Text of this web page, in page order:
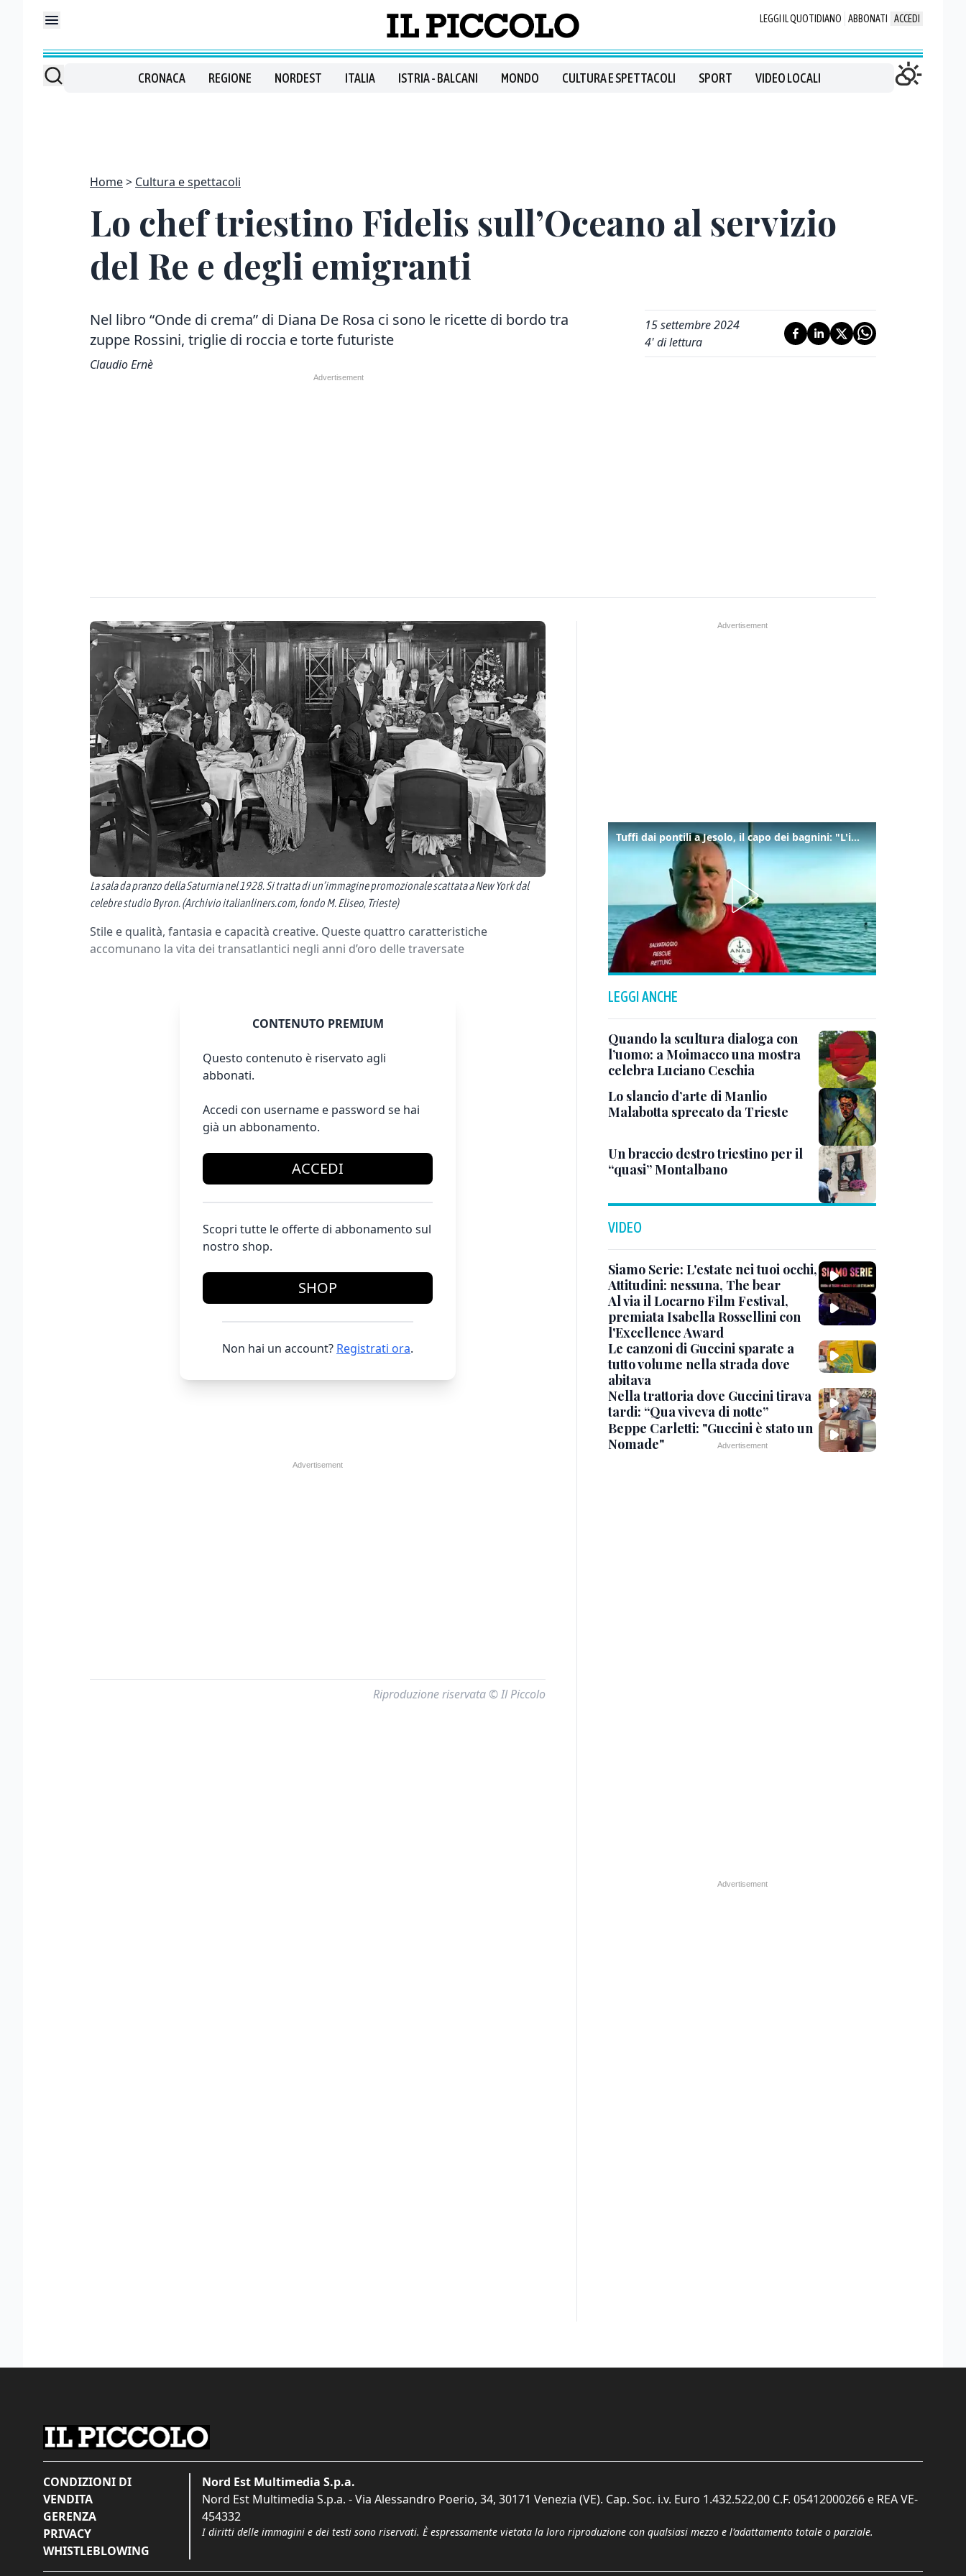
LEGGI IL QUOTIDIANO ABBONATI ACCEDI
CRONACA REGIONE NORDEST ITALIA ISTRIA - BALCANI MONDO CULTURA E SPETTACOLI SPORT VIDEO LOCALI
Home Cultura e spettacoli
Lo chef triestino Fidelis sull’Oceano al servizio
del Re e degli emigranti
Nel libro “Onde di crema” di Diana De Rosa ci sono le ricette di bordo tra
zuppe Rossini, triglie di roccia e torte futuriste
Claudio Ernè
15 settembre 2024
4' di lettura
La sala da pranzo della Saturnia nel 1928. Si tratta di un’immagine promozionale scattata a New York dal
celebre studio Byron. (Archivio italianliners.com, fondo M. Eliseo, Trieste)
Stile e qualità, fantasia e capacità creative. Queste quattro caratteristiche
accomunano la vita dei transatlantici negli anni d’oro delle traversate
CONTENUTO PREMIUM
Questo contenuto è riservato agli
abbonati.
Accedi con username e password se hai
già un abbonamento.
ACCEDI
Scopri tutte le offerte di abbonamento sul
nostro shop.
SHOP
Non hai un account? Registrati ora.
Riproduzione riservata © Il Piccolo
Tuffi dai pontili a Jesolo, il capo dei bagnini: "L'impegno di tutti per evitare altre tragedie"
LEGGI ANCHE
Quando la scultura dialoga con
l’uomo: a Moimacco una mostra
celebra Luciano Ceschia
Lo slancio d’arte di Manlio
Malabotta sprecato da Trieste
Un braccio destro triestino per il
“quasi” Montalbano
VIDEO
Siamo Serie: L'estate nei tuoi occhi,
Attitudini: nessuna, The bear
Al via il Locarno Film Festival,
premiata Isabella Rossellini con
l'Excellence Award
Le canzoni di Guccini sparate a
tutto volume nella strada dove
abitava
Nella trattoria dove Guccini tirava
tardi: “Qua viveva di notte”
Beppe Carletti: "Guccini è stato un
Nomade"
CONDIZIONI DI
VENDITA
GERENZA
PRIVACY
WHISTLEBLOWING
Nord Est Multimedia S.p.a.
Nord Est Multimedia S.p.a. - Via Alessandro Poerio, 34, 30171 Venezia (VE). Cap. Soc. i.v. Euro 1.432.522,00 C.F. 05412000266 e REA VE-
454332
I diritti delle immagini e dei testi sono riservati. È espressamente vietata la loro riproduzione con qualsiasi mezzo e l'adattamento totale o parziale.